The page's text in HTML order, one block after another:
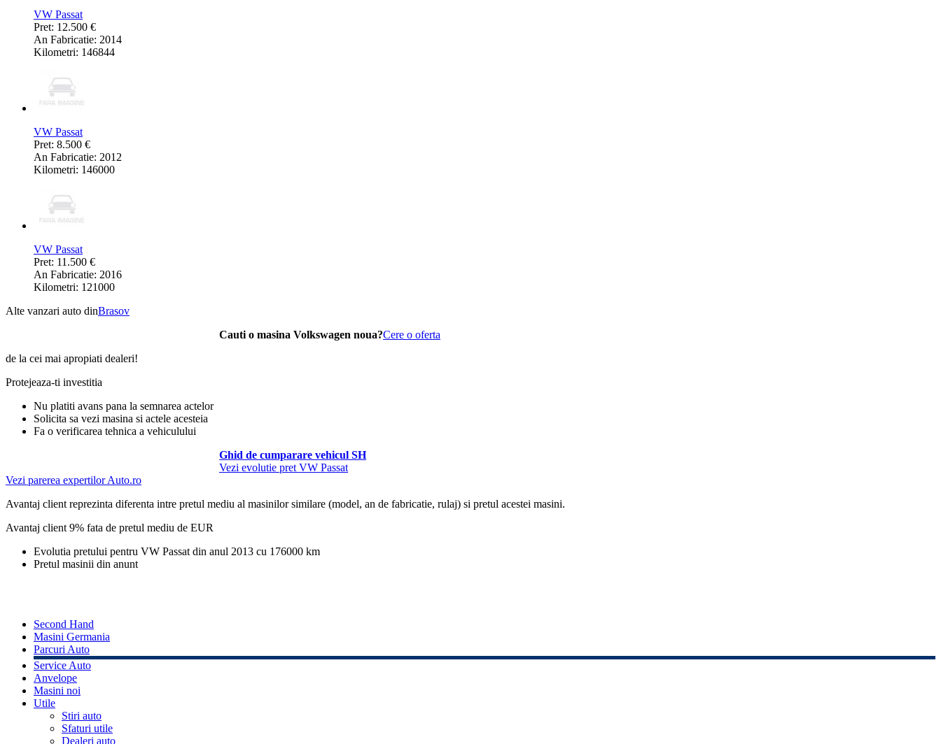
VW Passat
Pret: 12.500 €
An Fabricatie: 2014
Kilometri: 146844
VW Passat
Pret: 8.500 €
An Fabricatie: 2012
Kilometri: 146000
VW Passat
Pret: 11.500 €
An Fabricatie: 2016
Kilometri: 121000
Alte vanzari auto dinBrasov
Cauti o masina Volkswagen noua?Cere o oferta
de la cei mai apropiati dealeri!
Protejeaza-ti investitia
Nu platiti avans pana la semnarea actelor
Solicita sa vezi masina si actele acesteia
Fa o verificarea tehnica a vehiculului
Ghid de cumparare vehicul SH
Vezi evolutie pret VW Passat
Vezi parerea expertilor Auto.ro
Avantaj client reprezinta diferenta intre pretul mediu al masinilor similare (model, an de fabricatie, rulaj) si pretul acestei masini.
Avantaj client 9% fata de pretul mediu de EUR
Evolutia pretului pentru VW Passat din anul 2013 cu 176000 km
Pretul masinii din anunt
Second Hand
Masini Germania
Parcuri Auto
Service Auto
Anvelope
Masini noi
Utile
Stiri auto
Sfaturi utile
Dealeri auto